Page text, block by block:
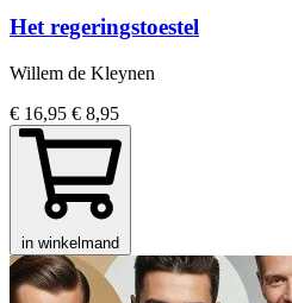
Het regeringstoestel
Willem de Kleynen
€ 16,95 € 8,95
in winkelmand